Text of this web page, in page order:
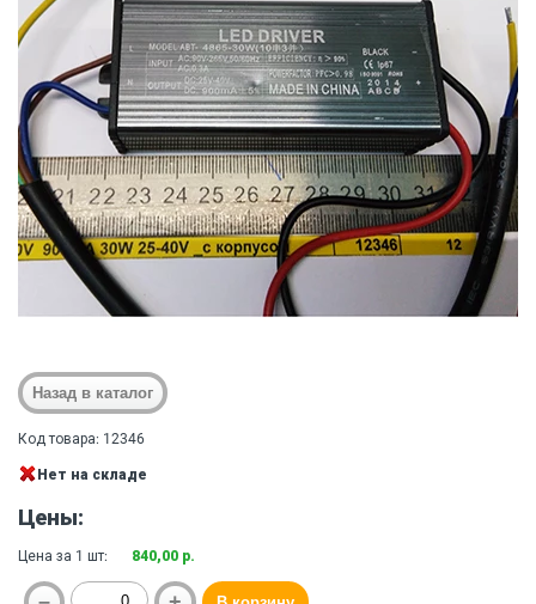
Код товара: 12346
Нет на складе
Цены:
Цена за 1 шт: 840,00 р.